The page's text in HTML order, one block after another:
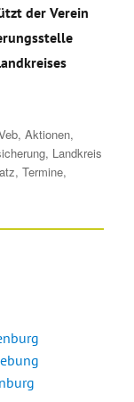
der Verein
,Aktionen,
, Landkreis
,Termine,